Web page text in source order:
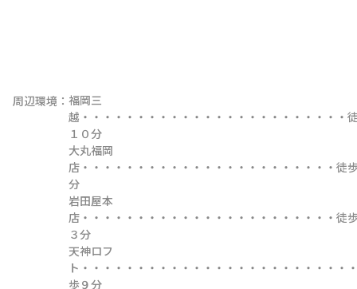
周辺環境： 福岡三
越・・・・・・・・・・・・・・・・・・・・・・・・
１０分
大丸福岡
店・・・・・・・・・・・・・・・・・・・・・・・徒
分
岩田屋本
店・・・・・・・・・・・・・・・・・・・・・・・徒
３分
天神ロフ
ト・・・・・・・・・・・・・・・・・・・・・・・・
歩９分